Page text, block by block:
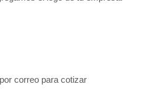
correo para cotizar